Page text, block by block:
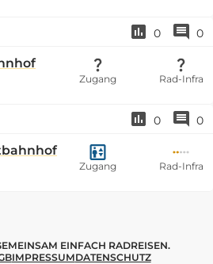
0 0
Zugang Rad-Infra
0 0
Zugang Rad-Infra
EINFACH RADREISEN.
IMPRESSUMDATENSCHUTZ